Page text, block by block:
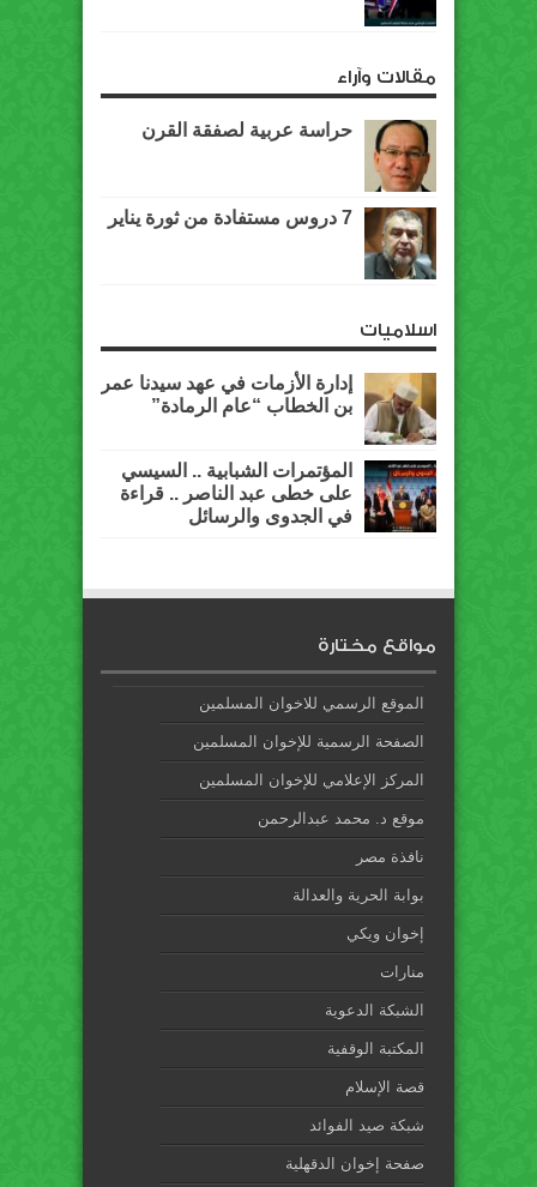
مقالات وآراء
حراسة عربية لصفقة القرن
7 دروس مستفادة من ثورة يناير
اسلاميات
إدارة الأزمات في عهد سيدنا عمر
بن الخطاب “عام الرمادة”
المؤتمرات الشبابية .. السيسي
على خطى عبد الناصر .. قراءة
في الجدوى والرسائل
مواقع مختارة
الموقع الرسمي للاخوان المسلمين
الصفحة الرسمية للإخوان المسلمين
المركز الإعلامي للإخوان المسلمين
موقع د. محمد عبدالرحمن
نافذة مصر
بوابة الحرية والعدالة
إخوان ويكي
منارات
الشبكة الدعوية
المكتبة الوقفية
قصة الإسلام
شبكة صيد الفوائد
صفحة إخوان الدقهلية